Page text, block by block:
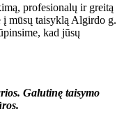
profesionalų ir greitą
mūsų taisyklą Algirdo g.
kad jūsų
Galutinę taisymo